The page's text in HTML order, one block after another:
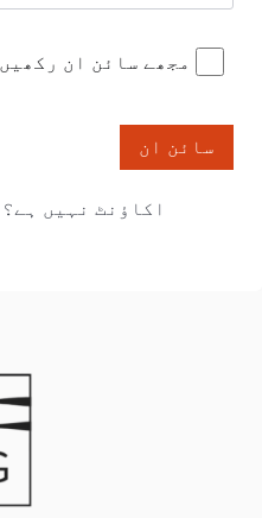
مجھے سائن ان رکھیں
سائن ان
اکاؤنٹ نہیں ہے؟